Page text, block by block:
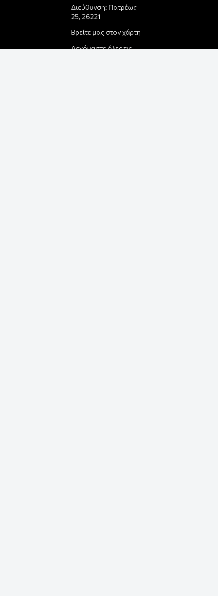
Διεύθυνση: Πατρέως
25, 26221
Βρείτε μας στον χάρτη
Δεχόμαστε όλες τις